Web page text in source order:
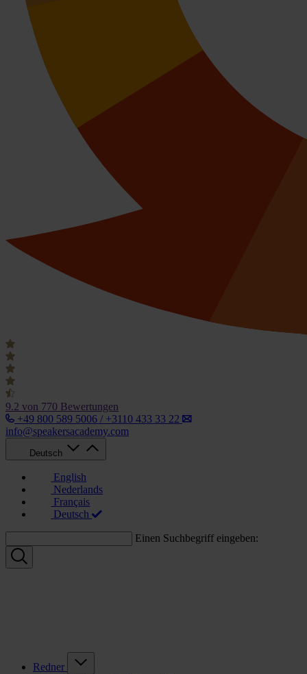
9.2 von 770 Bewertungen
+49 800 589 5006 / +3110 433 33 22
info@speakersacademy.com
Deutsch
English
Nederlands
Français
Deutsch
Einen Suchbegriff eingeben:
Redner